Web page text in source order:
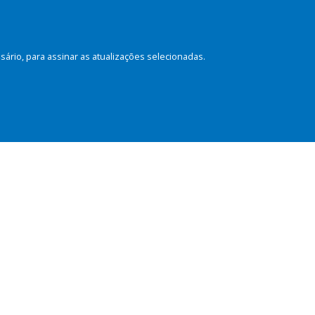
para assinar as atualizações selecionadas.